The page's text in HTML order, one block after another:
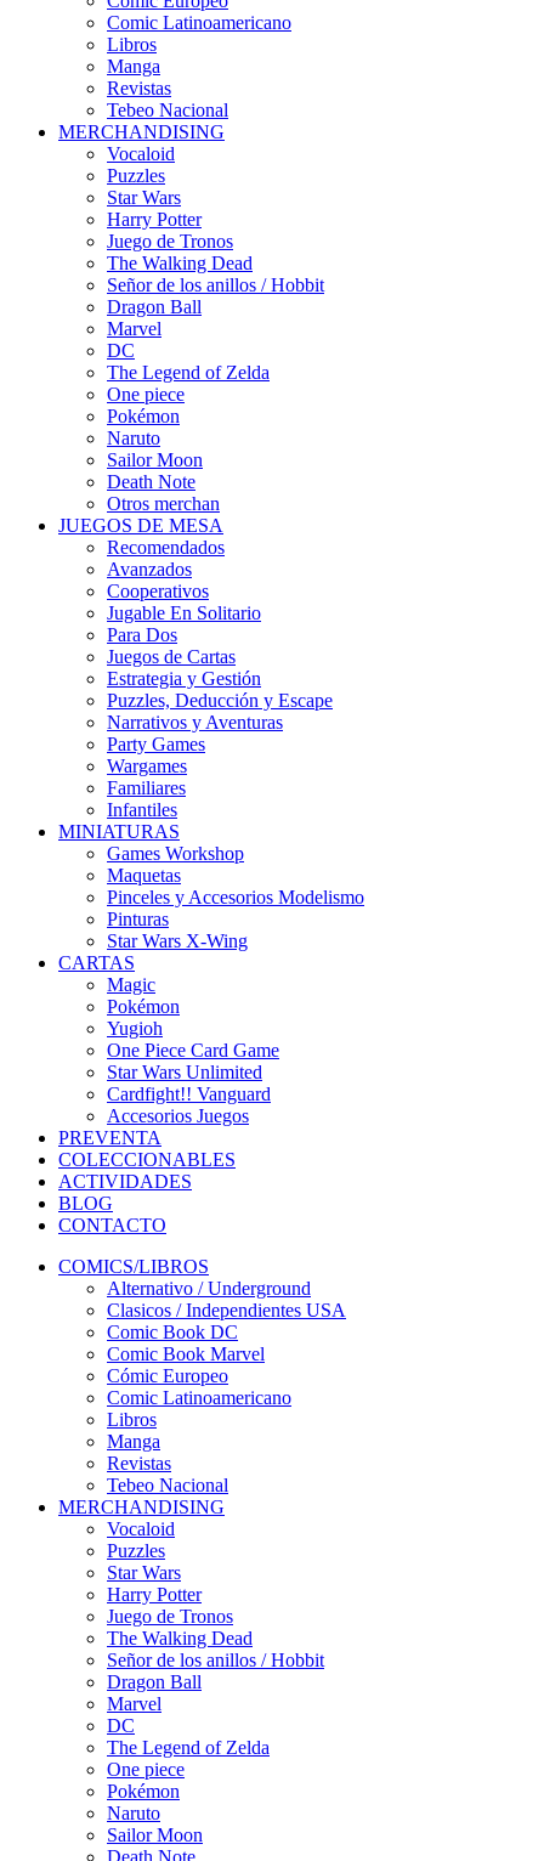
Comic Latinoamericano
Libros
Manga
Revistas
Tebeo Nacional
MERCHANDISING
Vocaloid
Puzzles
Star Wars
Harry Potter
Juego de Tronos
The Walking Dead
Señor de los anillos / Hobbit
Dragon Ball
Marvel
DC
The Legend of Zelda
One piece
Pokémon
Naruto
Sailor Moon
Death Note
Otros merchan
JUEGOS DE MESA
Recomendados
Avanzados
Cooperativos
Jugable En Solitario
Para Dos
Juegos de Cartas
Estrategia y Gestión
Puzzles, Deducción y Escape
Narrativos y Aventuras
Party Games
Wargames
Familiares
Infantiles
MINIATURAS
Games Workshop
Maquetas
Pinceles y Accesorios Modelismo
Pinturas
Star Wars X-Wing
CARTAS
Magic
Pokémon
Yugioh
One Piece Card Game
Star Wars Unlimited
Cardfight!! Vanguard
Accesorios Juegos
PREVENTA
COLECCIONABLES
ACTIVIDADES
BLOG
CONTACTO
COMICS/LIBROS
Alternativo / Underground
Clasicos / Independientes USA
Comic Book DC
Comic Book Marvel
Cómic Europeo
Comic Latinoamericano
Libros
Manga
Revistas
Tebeo Nacional
MERCHANDISING
Vocaloid
Puzzles
Star Wars
Harry Potter
Juego de Tronos
The Walking Dead
Señor de los anillos / Hobbit
Dragon Ball
Marvel
DC
The Legend of Zelda
One piece
Pokémon
Naruto
Sailor Moon
Death Note